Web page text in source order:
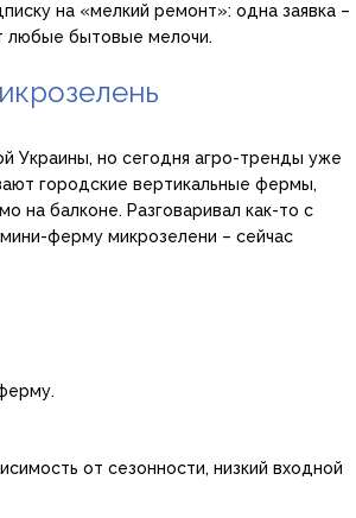
на «мелкий ремонт»: одна заявка –
любые бытовые мелочи.
Украины, но сегодня агро-тренды уже
городские вертикальные фермы,
на балконе. Разговаривал как-то с
ферму микрозелени – сейчас
от сезонности, низкий входной